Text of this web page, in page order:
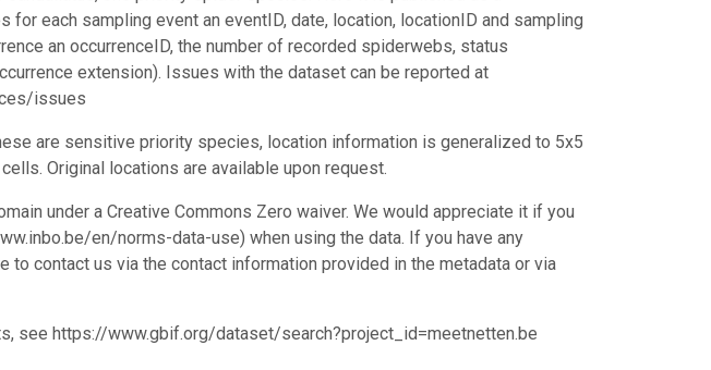
for each sampling event an eventID, date, location, locationID and sampling
an occurrenceID, the number of recorded spiderwebs, status
extension). Issues with the dataset can be reported at
issues
are sensitive priority species, location information is generalized to 5x5
Original locations are available upon request.
under a Creative Commons Zero waiver. We would appreciate it if you
en/norms-data-use) when using the data. If you have any
to contact us via the contact information provided in the metadata or via
see https://www.gbif.org/dataset/search?project_id=meetnetten.be